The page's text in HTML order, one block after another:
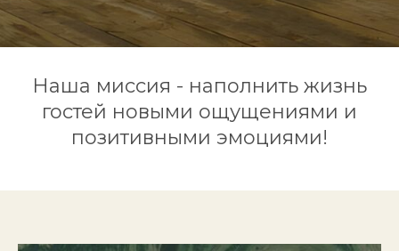
Наша миссия - наполнить жизнь
гостей новыми ощущениями и
позитивными эмоциями!